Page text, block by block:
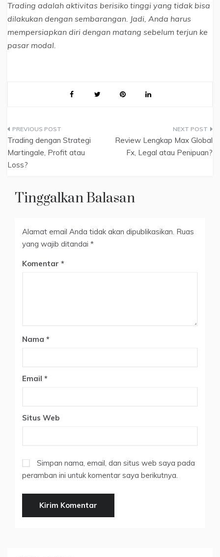
Trading adalah aktivitas berisiko tinggi yang tidak bisa
dilakukan dengan sembarangan. Jadi, Anda harus
mempersiapkan diri dengan matang sebelum terjun ke
pasar modal.
Navigasi
pos
Trading dengan Strategi
Martingale, Profit atau
Loss?
Review Lengkap Max Global
Fx, Legal atau Penipuan?
Tinggalkan Balasan
Alamat email Anda tidak akan dipublikasikan. Ruas
yang wajib ditandai *
Komentar
Nama *
Email *
Situs Web
Simpan nama, email, dan situs web saya pada
peramban ini untuk komentar saya berikutnya.